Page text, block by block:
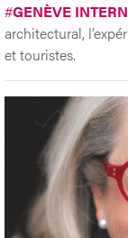
#GENÈVE
architectural,
et touristes.